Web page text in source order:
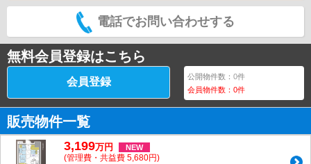
電話でお問い合わせする
無料会員登録はこちら
会員登録 公開物件数：0件
会員物件数：0件
販売物件一覧
3,199万円 NEW
(管理費・共益費 5,680円)